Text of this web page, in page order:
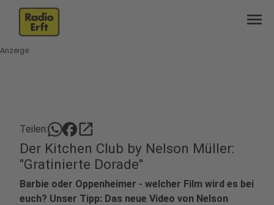
menu
Anzeige
Teilen: open_in_new
Der Kitchen Club by Nelson Müller:
"Gratinierte Dorade"
Barbie oder Oppenheimer - welcher Film wird es bei
euch? Unser Tipp: Das neue Video von Nelson